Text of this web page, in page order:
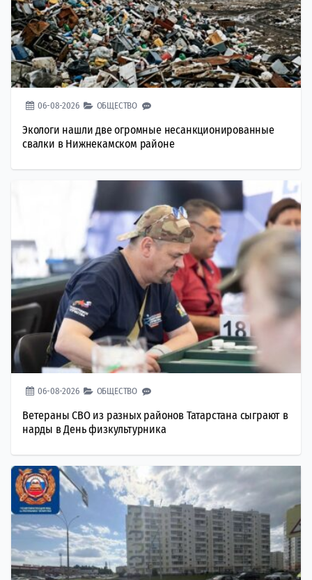
06-08-2026 ОБЩЕСТВО
Экологи нашли две огромные несанкционированные
свалки в Нижнекамском районе
06-08-2026 ОБЩЕСТВО
Ветераны СВО из разных районов Татарстана сыграют в
нарды в День физкультурника